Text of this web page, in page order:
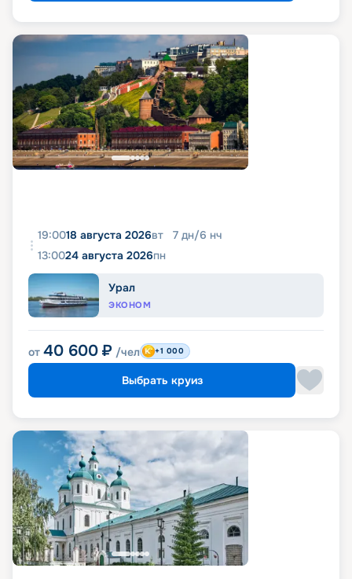
19:0018 августа 2026вт 7 дн/6 нч
13:0024 августа 2026пн
Урал
ЭКОНОМ
от 40 600 ₽ /чел +1 000
Выбрать круиз